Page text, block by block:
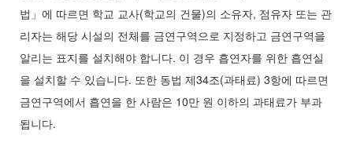
법」에 따르면 학교 교사(학교의 건물)의 소유자, 점유자 또는 관
리자는 해당 시설의 전체를 금연구역으로 지정하고 금연구역을
알리는 표지를 설치해야 합니다. 이 경우 흡연자를 위한 흡연실
을 설치할 수 있습니다. 또한 동법 제34조(과태료) 3항에 따르면
금연구역에서 흡연을 한 사람은 10만 원 이하의 과태료가 부과
됩니다.